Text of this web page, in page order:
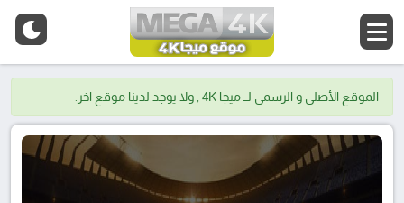
الموقع الأصلي و الرسمي لــ ميجا 4K , ولا يوجد لدينا موقع اخر.